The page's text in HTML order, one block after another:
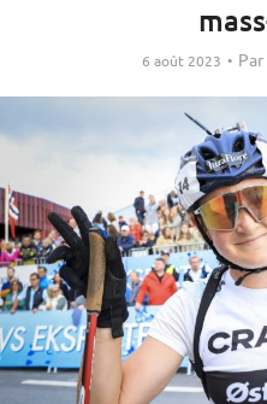
6 août 2023 Par